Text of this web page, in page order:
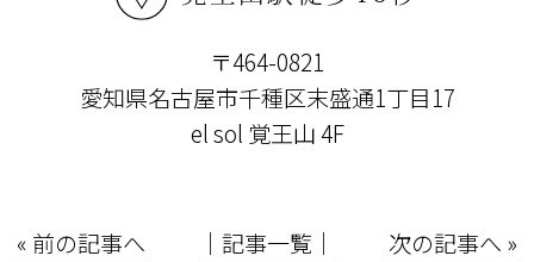
〒464-0821
愛知県名古屋市千種区末盛通1丁目17
el sol 覚王山 4F
« 前の記事へ │記事一覧│ 次の記事へ »